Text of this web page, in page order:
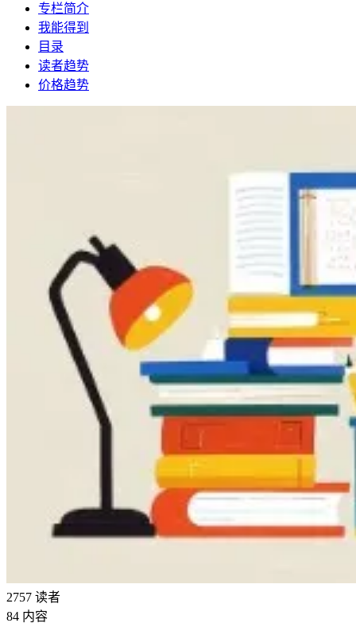
专栏简介
我能得到
目录
读者趋势
价格趋势
2757 读者
84 内容